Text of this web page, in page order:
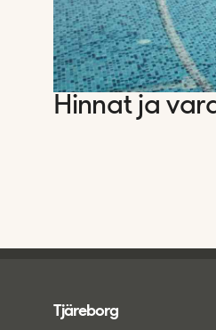
Hinnat ja
Tjäreborg